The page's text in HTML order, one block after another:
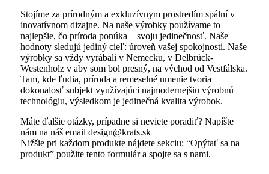
Stojíme za prírodným a exkluzívnym prostredím spální v
inovatívnom dizajne. Na naše výrobky používame to
najlepšie, čo príroda ponúka – svoju jedinečnosť. Naše
hodnoty sledujú jediný cieľ: úroveň vašej spokojnosti. Naše
výrobky sa vždy vyrábali v Nemecku, v Delbrück-
Westenholz v aby som bol presný, na východ od Vestfálska.
Tam, kde ľudia, príroda a remeselné umenie tvoria
dokonalosť subjekt využívajúci najmodernejšiu výrobnú
technológiu, výsledkom je jedinečná kvalita výrobok.
Máte ďalšie otázky, prípadne si neviete poradiť? Napíšte
nám na náš email design@krats.sk
Nižšie pri každom produkte nájdete sekciu: “Opýtať sa na
produkt” použite tento formulár a spojte sa s nami.